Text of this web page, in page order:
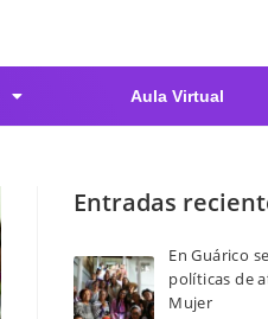
Aula Virtual
Entradas
En Guárico
políticas de
Mujer